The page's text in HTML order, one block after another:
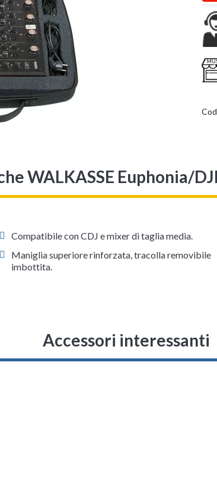
WALKASSE Euphonia/
Compatibile con CDJ e mixer di taglia media.
Maniglia superiore rinforzata, tracolla removibile
imbottita.
Accessori interessanti